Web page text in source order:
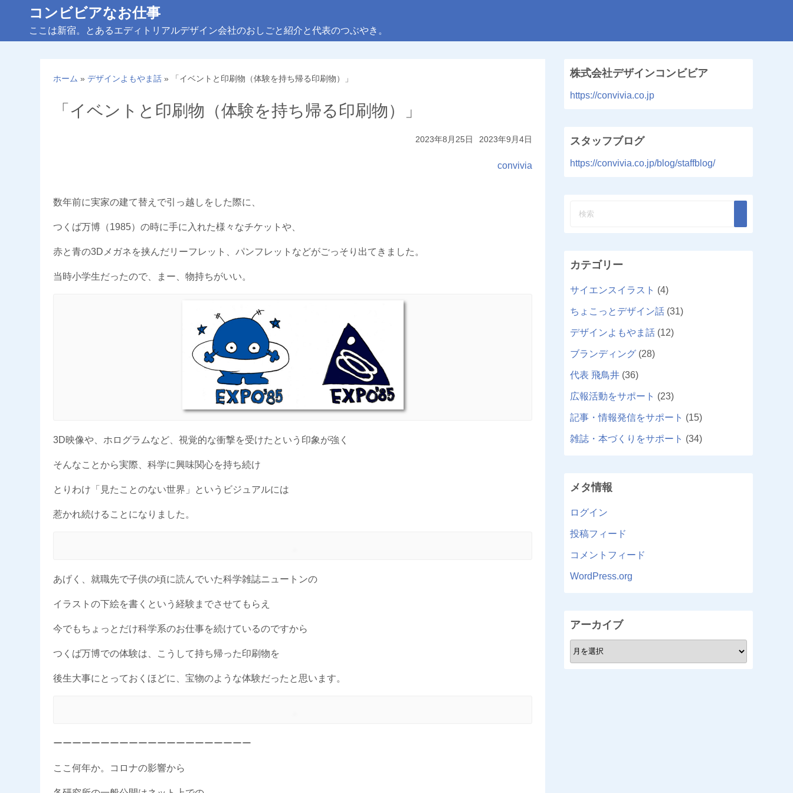
コンビビアなお仕事
ここは新宿。とあるエディトリアルデザイン会社のおしごと紹介と代表のつぶやき。
ホーム » デザインよもやま話 » 「イベントと印刷物（体験を持ち帰る印刷物）」
「イベントと印刷物（体験を持ち帰る印刷物）」
2023年8月25日 2023年9月4日
convivia
数年前に実家の建て替えで引っ越しをした際に、
つくば万博（1985）の時に手に入れた様々なチケットや、
赤と青の3Dメガネを挟んだリーフレット、パンフレットなどがごっそり出てきました。
当時小学生だったので、まー、物持ちがいい。
3D映像や、ホログラムなど、視覚的な衝撃を受けたという印象が強く
そんなことから実際、科学に興味関心を持ち続け
とりわけ「見たことのない世界」というビジュアルには
惹かれ続けることになりました。
あげく、就職先で子供の頃に読んでいた科学雑誌ニュートンの
イラストの下絵を書くという経験までさせてもらえ
今でもちょっとだけ科学系のお仕事を続けているのですから
つくば万博での体験は、こうして持ち帰った印刷物を
後生大事にとっておくほどに、宝物のような体験だったと思います。
ーーーーーーーーーーーーーーーーーーーーー
ここ何年か。コロナの影響から
株式会社デザインコンビビア
https://convivia.co.jp
スタッフブログ
https://convivia.co.jp/blog/staffblog/
カテゴリー
サイエンスイラスト (4)
ちょこっとデザイン話 (31)
デザインよもやま話 (12)
ブランディング (28)
代表 飛鳥井 (36)
広報活動をサポート (23)
記事・情報発信をサポート (15)
雑誌・本づくりをサポート (34)
メタ情報
ログイン
投稿フィード
コメントフィード
WordPress.org
アーカイブ
ア
ー